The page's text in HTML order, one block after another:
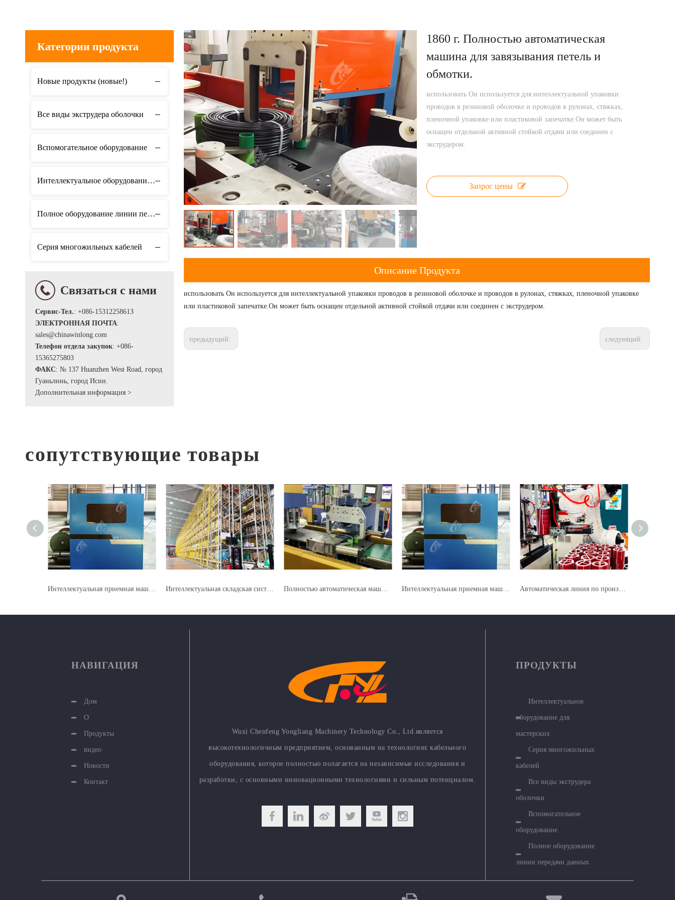
Категории продукта
Новые продукты (новые!)
Все виды экструдера оболочки
Вспомогательное оборудование
Интеллектуальное оборудование для мастерских
Полное оборудование линии передачи данных
Серия многожильных кабелей
Связаться с нами
Сервис-Тел.: +086-15312258613
ЭЛЕКТРОННАЯ ПОЧТА:
sales@chinawinlong.com
Телефон отдела закупок: +086-
15365275803
ФАКС: № 137 Huanzhen West Road, город
Гуаньлинь, город Исин.
Дополнительная информация >
1860 г. Полностью автоматическая
машина для завязывания петель и
обмотки.
использовать Он используется для интеллектуальной упаковки
проводов в резиновой оболочке и проводов в рулонах, стяжках,
пленочной упаковке или пластиковой запечатке.​Он может быть
оснащен отдельной активной стойкой отдачи или соединен с
экструдером.
Запрос цены
Описание Продукта
использовать Он используется для интеллектуальной упаковки проводов в резиновой оболочке и проводов в рулонах, стяжках, пленочной упаковке
или пластиковой запечатке.Он может быть оснащен отдельной активной стойкой отдачи или соединен с экструдером.
предыдущий: следующий:
сопутствующие товары
Интеллектуальная приемная машина и интеллектуальная машина выплаты Интеллектуальная складская система Полностью автоматическая машина для обвязки и запечатывания YL-CBSP 300 Интеллектуальная приемная машина и интеллектуальная машина выплаты Автоматическая линия по производству пятиштабелируемых пластиковых паллет с кольцевой обвязкой отверстий и запечатыванием отверстий
НАВИГАЦИЯ
Дом
О
Продукты
видео
Новости
Контакт
Wuxi Chenfeng Yongliang Machinery Technology Co., Ltd.является
высокотехнологичным предприятием, основанным на технологиях кабельного
оборудования, которое полностью полагается на независимые исследования и
разработки, с основными инновационными технологиями и сильным потенциалом.
ПРОДУКТЫ
Интеллектуальное
оборудование для
мастерских
Серия многожильных
кабелей
Все виды экструдера
оболочки
Вспомогательное
оборудование
Полное оборудование
линии передачи данных